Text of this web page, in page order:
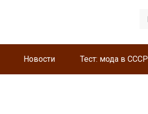
Новости Тест: мода в СССР